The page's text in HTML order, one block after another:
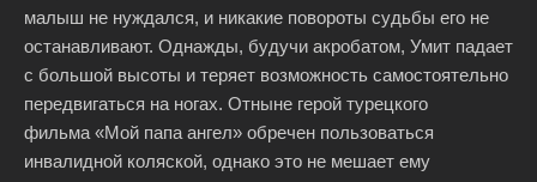
малыш не нуждался, и никакие повороты судьбы его не
останавливают. Однажды, будучи акробатом, Умит падает
с большой высоты и теряет возможность самостоятельно
передвигаться на ногах. Отныне герой турецкого
фильма «Мой папа ангел» обречен пользоваться
инвалидной коляской, однако это не мешает ему